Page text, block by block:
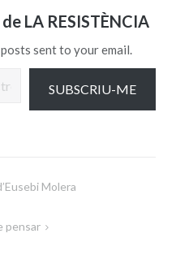
LA RESISTÈNCIA
sent to your email.
SUBSCRIU-ME
Molera
pensar